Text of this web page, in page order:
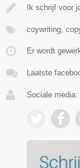
Ik schrijf voor
coywriting,
Er wordt
Laatste
Sociale media: